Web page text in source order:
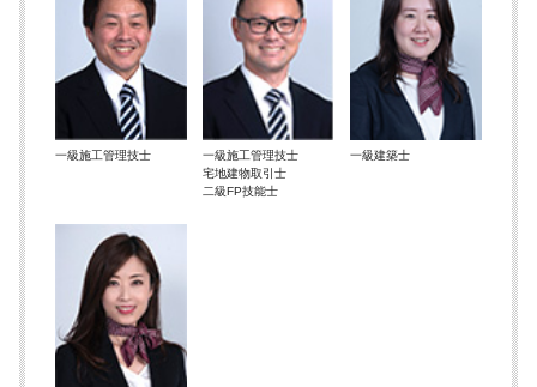
一級施工管理技士
一級施工管理技士
宅地建物取引士
二級FP技能士
一級建築士